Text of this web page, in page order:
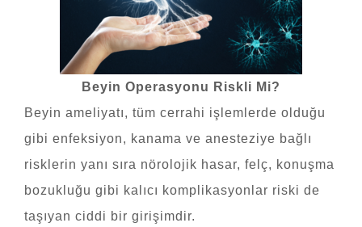
Beyin Operasyonu Riskli Mi?
Beyin ameliyatı, tüm cerrahi işlemlerde olduğu
gibi enfeksiyon, kanama ve anesteziye bağlı
risklerin yanı sıra nörolojik hasar, felç, konuşma
bozukluğu gibi kalıcı komplikasyonlar riski de
taşıyan ciddi bir girişimdir.